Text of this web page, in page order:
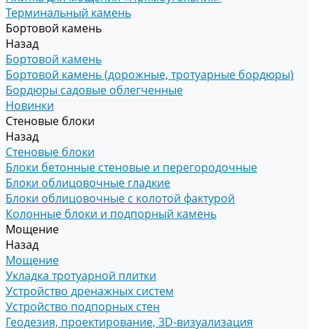
Терминальный камень
Бортовой камень
Назад
Бортовой камень
Бортовой камень (дорожные, тротуарные бордюры)
Бордюры садовые облегченные
Новинки
Стеновые блоки
Назад
Стеновые блоки
Блоки бетонные стеновые и перегородочные
Блоки облицовочные гладкие
Блоки облицовочные с колотой фактурой
Колонные блоки и подпорный камень
Мощение
Назад
Мощение
Укладка тротуарной плитки
Устройство дренажных систем
Устройство подпорных стен
Геодезия, проектирование, 3D-визуализация